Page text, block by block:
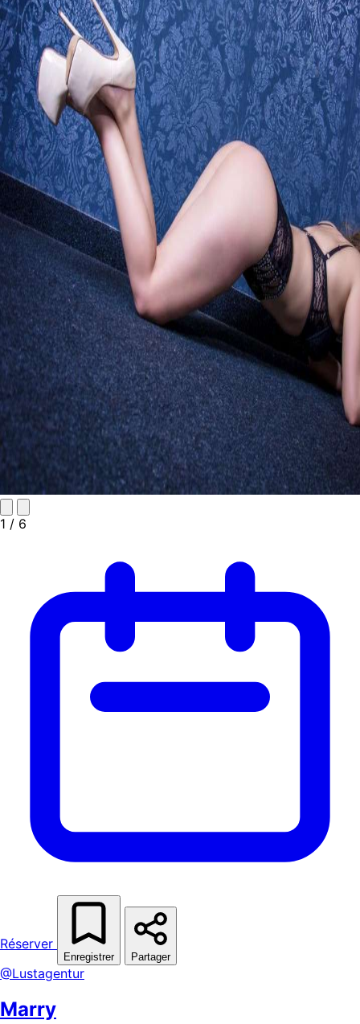
1 / 6
Réserver
Enregistrer Partager
@Lustagentur
Marry